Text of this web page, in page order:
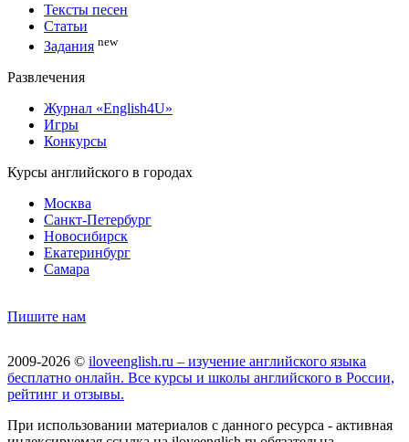
Тексты песен
Статьи
Задания new
Развлечения
Журнал «English4U»
Игры
Конкурсы
Курсы английского в городах
Москва
Санкт-Петербург
Новосибирск
Екатеринбург
Самара
Пишите нам
2009-2026 © iloveenglish.ru – изучение английского языка
бесплатно онлайн. Все курсы и школы английского в России,
рейтинг и отзывы.
При использовании материалов с данного ресурса - активная